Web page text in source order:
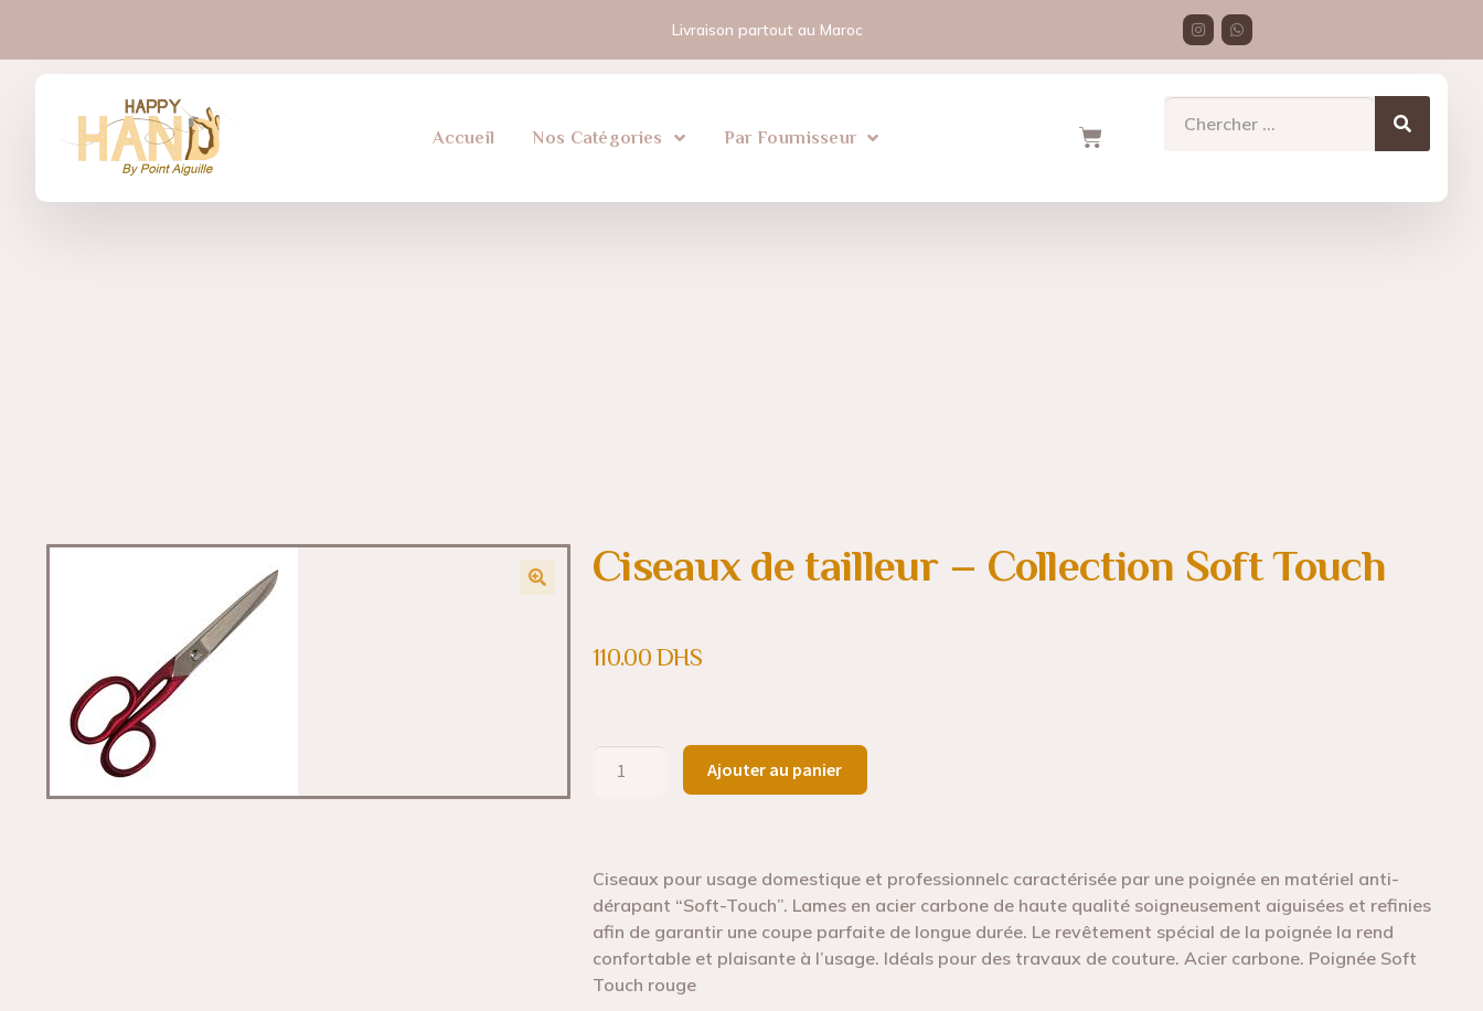
Livraison partout au Maroc
Accueil Nos Catégories Par Fournisseur
Ciseaux de tailleur – Collection Soft Touch
110.00DHS
Ajouter au panier
Ciseaux pour usage domestique et professionnelc caractérisée par une poignée en matériel anti-
dérapant “Soft-Touch”. Lames en acier carbone de haute qualité soigneusement aiguisées et refinies
afin de garantir une coupe parfaite de longue durée. Le revêtement spécial de la poignée la rend
confortable et plaisante à l’usage. Idéals pour des travaux de couture. Acier carbone. Poignée Soft
Touch rouge